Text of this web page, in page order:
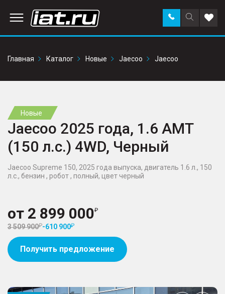
Поиск
по
Заказать
звонок в
Главная
Каталог Новые Jaecoo Jaecoo
Новые
Jaecoo 2025 года, 1.6 AMT
(150 л.с.) 4WD, Черный
Jaecoo Supreme 150, 2025 года выпуска, двигатель 1.6 л., 150
л.с., бензин , робот , полный, цвет черный
от 2 899 000
3 509 900 -610 900
Получить предложение